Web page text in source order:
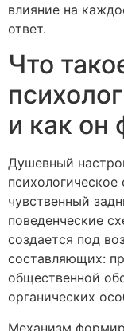
влияние на
ответ.
Что
и как он
Душевный
чувственный
поведенческие
создается под
составляющих:
общественной
органических
Механизм